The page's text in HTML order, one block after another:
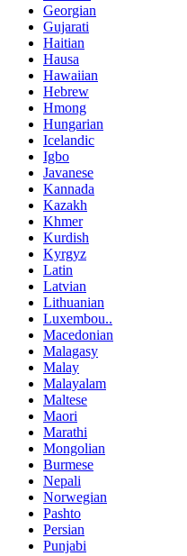
Georgian
Gujarati
Haitian
Hausa
Hawaiian
Hebrew
Hmong
Hungarian
Icelandic
Igbo
Javanese
Kannada
Kazakh
Khmer
Kurdish
Kyrgyz
Latin
Latvian
Lithuanian
Luxembou..
Macedonian
Malagasy
Malay
Malayalam
Maltese
Maori
Marathi
Mongolian
Burmese
Nepali
Norwegian
Pashto
Persian
Punjabi